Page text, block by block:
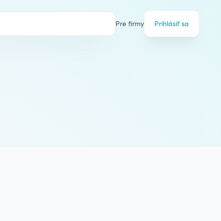
Pre firmy Prihlásiť sa